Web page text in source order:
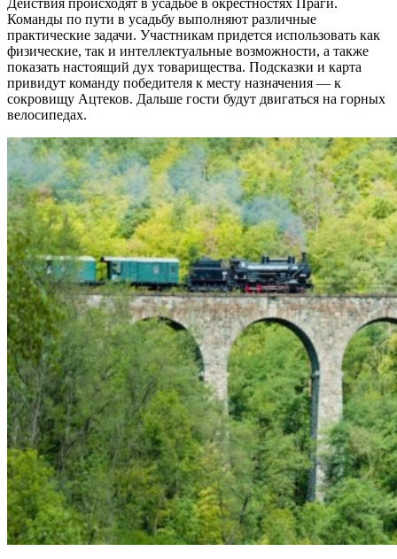
Команды по пути в усадьбу выполняют различные
практические задачи. Участникам придется использовать как
физические, так и интеллектуальные возможности, а также
показать настоящий дух товарищества. Подсказки и карта
привидут команду победителя к месту назначения — к
сокровищу Ацтеков. Дальше гости будут двигаться на горных
велосипедах.